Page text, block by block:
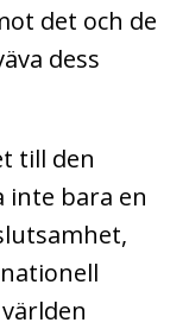
det och de
dess
till den
bara en